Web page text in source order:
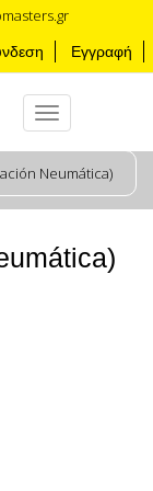
Εγγραφή
Neumática)